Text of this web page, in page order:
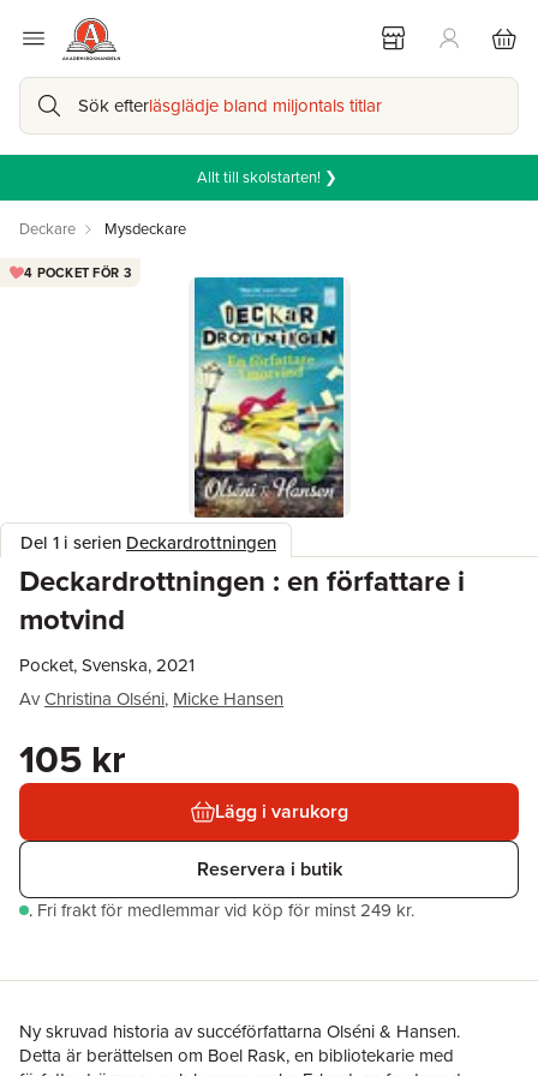
Sök efterläsglädje bland miljontals titlar
Allt till skolstarten! ❯
Deckare Mysdeckare
Del 1 i serien Deckardrottningen
Deckardrottningen : en författare i
motvind
4 POCKET FÖR 3
Pocket, Svenska, 2021
AvChristina Olséni, Micke Hansen
105 kr
Lägg i varukorg
Reservera i butik
. Fri frakt för medlemmar vid köp för minst 249 kr.
Ny skruvad historia av succéförfattarna Olséni & Hansen.
Detta är berättelsen om Boel Rask, en bibliotekarie med